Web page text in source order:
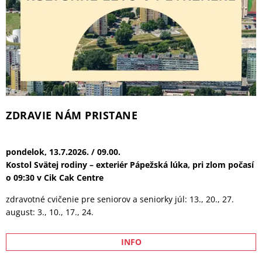
tanečný fitnes program, ktorý kombinuje latinskoamerickú a
medzinárodnú hudbu s dynamickými tanečnými prvkami
aeróbneho tréningu pondelky | 18:30 júl: 6., 13., 20., 27.
august: 3., 10., 17., 24.
INFO